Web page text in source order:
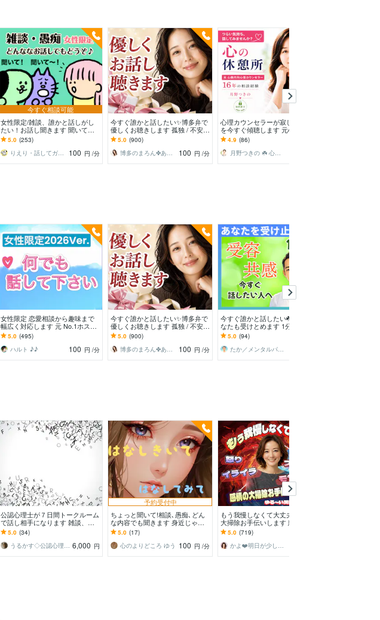
今すぐ相談可能
女性限定/雑談、誰かと話しがし
たい！お話し聞きます 聞いてほ
しい、話したい、何でもどうぞ！
(^^)
5.0 (253)
りえり・話してガス抜き・ココロ楽に♪
100 円 /分
今すぐ誰かと話したい✨博多弁で
優しくお聴きします 孤独 / 不安 /
心配ごと/うまく話せなくても大
丈夫です
5.0 (900)
博多のまろん✤あなたの心がほどける時間✨
100 円 /分
心理カウンセラーが寂しさや不安
を今すぐ傾聴します 元心療内科
で勤務☘️ボイスサンプルあり☘️ 1
分からOKです
4.9 (86)
月野つきの ☘️ 心理カウンセラー☘️
女性限定 恋愛相談から趣味まで
幅広く対応します 元 No.1ホスト
と♪ コスパ良く♪ 楽しい時間を♪
5.0 (495)
ハルト ♪♪
100 円 /分
今すぐ誰かと話したい✨博多弁で
優しくお聴きします 孤独 / 不安 /
心配ごと/うまく話せなくても大
丈夫です
5.0 (900)
博多のまろん✤あなたの心がほどける時間✨
100 円 /分
今すぐ誰かと話したい☘️どんなあ
なたも受けとめます 1分でもOK
◎話すだけで心が軽くなる☘あな
ただけの心の休憩所
5.0 (94)
たか／メンタルパートナー
公認心理士が７日間トークルーム
で話し相手になります 雑談、愚
痴、ちょっとした話し相手などに
ご利用下さい。
5.0 (34)
うるかす◇公認心理士◇ 6,000 円
予約受付中
ちょっと聞いて!相談､愚痴､どん
な内容でも聞きます 身近じゃな
いから気にせず言える。心のより
どころに!
5.0 (17)
心のよりどころ ゆう 100 円 /分
もう我慢しなくて大丈夫。感情の
大掃除お手伝いします 怒り/イラ
イラ/モヤモヤ/ストレス/焦り/感情
爆発/本音
5.0 (719)
かよ❤️明日が少し楽しみになる場所